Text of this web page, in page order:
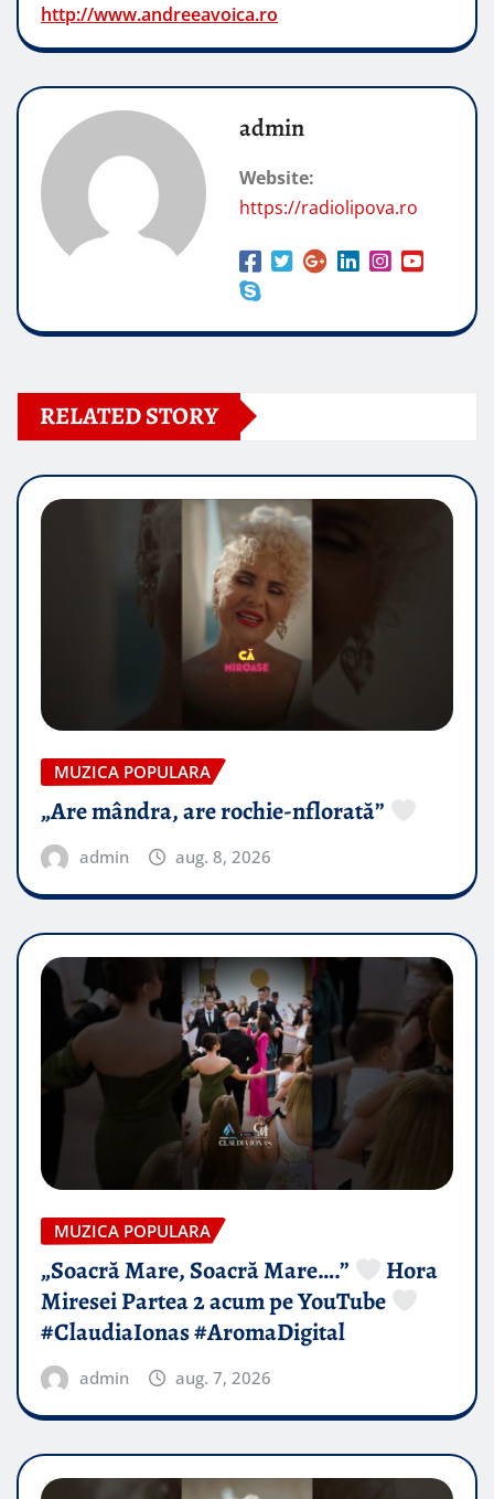
http://www.andreeavoica.ro
admin
Website:
https://radiolipova.ro
RELATED STORY
MUZICA POPULARA
„Are mândra, are rochie-nflorată”
admin aug. 8, 2026
MUZICA POPULARA
„Soacră Mare, Soacră Mare….”
Hora
Miresei Partea 2 acum pe YouTube
#ClaudiaIonas #AromaDigital
admin aug. 7, 2026